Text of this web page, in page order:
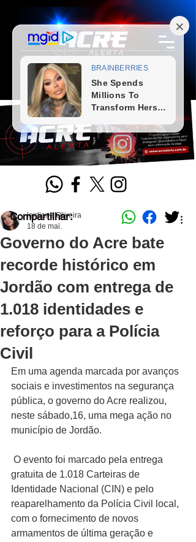
Governo do Acre bate
recorde histórico em
Jordão com entrega de
1.018 identidades e
reforço para a Polícia
Civil
leidiane Oliveira
18 de mai.
Em uma agenda marcada por avanços
sociais e investimentos na segurança
pública, o governo do Acre realizou,
neste sábado,16, uma mega ação no
município de Jordão.
gratuita de 1.018 Carteiras de
Identidade Nacional (CIN) e pelo
reaparelhamento da Polícia Civil local,
com o fornecimento de novos
armamentos de última geração e
Compartilhar: